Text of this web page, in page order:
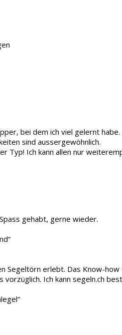
bei dem ich viel gelernt
sind aussergewöhnlich.
Typ! Ich kann allen nur
gehabt, gerne wieder.
Segeltörn erlebt. Das Know-
Ich kann segeln.ch